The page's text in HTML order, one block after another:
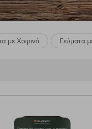
με Χοιρινό Γεύματα
προϊόντων.
ανάμεσά τους, και κάντε
αποτελέσματα από